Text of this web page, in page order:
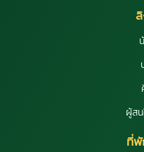
ผู้ส
ที่